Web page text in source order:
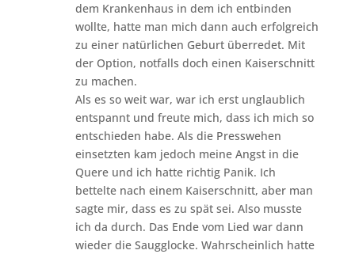
dem Krankenhaus in dem ich entbinden
wollte, hatte man mich dann auch erfolgreich
zu einer natürlichen Geburt überredet. Mit
der Option, notfalls doch einen Kaiserschnitt
zu machen.
Als es so weit war, war ich erst unglaublich
entspannt und freute mich, dass ich mich so
entschieden habe. Als die Presswehen
einsetzten kam jedoch meine Angst in die
Quere und ich hatte richtig Panik. Ich
bettelte nach einem Kaiserschnitt, aber man
sagte mir, dass es zu spät sei. Also musste
ich da durch. Das Ende vom Lied war dann
wieder die Saugglocke. Wahrscheinlich hatte